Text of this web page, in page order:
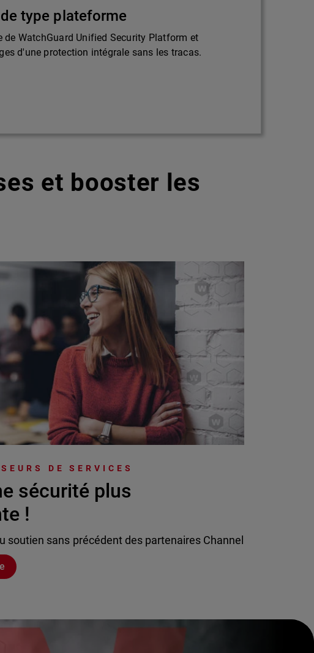
type plateforme
de WatchGuard Unified Security Platform et
d'une protection intégrale sans les tracas.
et booster les
DE SERVICES
sécurité plus
!
soutien sans précédent des partenaires Channel